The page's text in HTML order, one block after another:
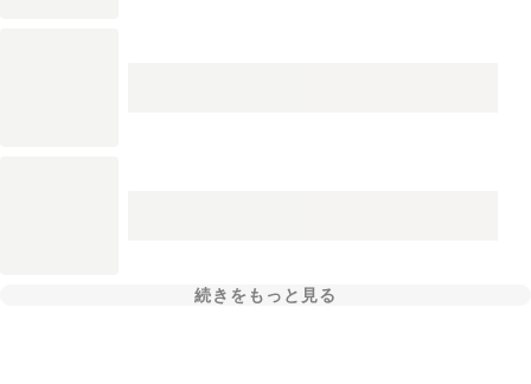
続きをもっと見る